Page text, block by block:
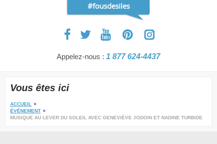
#fousdesiles
Appelez-nous : 1 877 624-4437
Vous êtes ici
ACCUEIL
ÉVÉNEMENT
MUSIQUE AU LEVER DU SOLEIL AVEC GENEVIÈVE JODOIN ET NADINE TURBIDE